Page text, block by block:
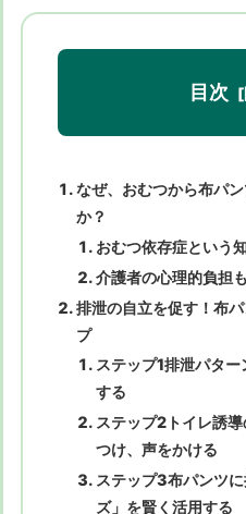
目次
なぜ、おむつから布パ
か？
おむつ依存症という
介護者の心理的負担
排泄の自立を促す！布
プ
ステップ1排泄パタ
する
ステップ2トイレ誘
つけ、声をかける
ステップ3布パンツ
ズ」を賢く活用する